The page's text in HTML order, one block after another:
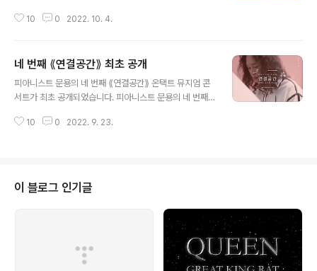
] 여러분의 의견에 귀 기울여 더 나은 '연결공간'을 준비하
10 0 2022. 10. 4.
네 번째 ⟪연결공간⟫ 최초 공개
피아니스트 문용의 네 번째 ⟪연결공간⟫ 온택트 뮤지엄 콘
서트가 최초 공개되었습니다. 피아니스트 문용의 네 번째
유튜브 채널 욱진TV https://bit.ly/3RbTGTS '연결공
Meta34FEv8 ] 네 번째 ⟪연결공간⟫ 만족도 조사 안녕하
세요? 달과 별의 소리, 문타라엔터테인먼트입니다. 피아니
스트 문용의 ⟪연결공간⟫ 온택트 뮤지엄 콘서트는 전시에
대한 감상을 피아니스트 문용이 음악으로 표현해 관람객과
10 0 2022. 9. 23.
이 블로그 인기글